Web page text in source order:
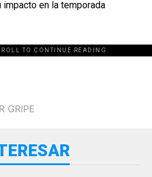
en la temporada
TO CONTINUE READING.
GRIPE